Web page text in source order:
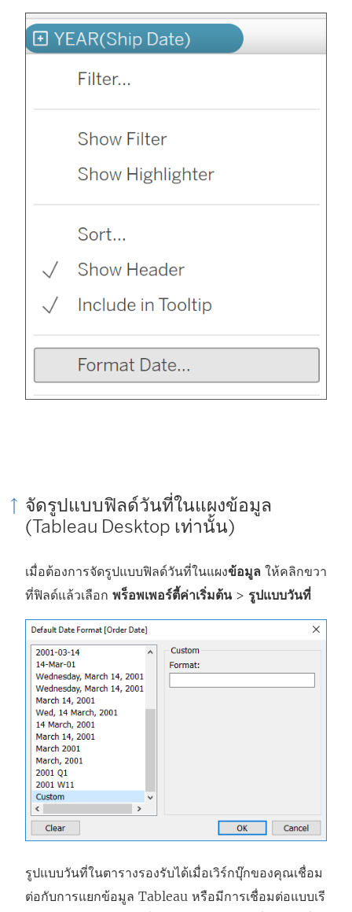
จัดรูปแบบฟิลด์วันที่ในแผงข้อมูล
(Tableau Desktop เท่านั้น)
เมื่อต้องการจัดรูปแบบฟิลด์วันที่ในแผงข้อมูล ให้คลิกขวา
ที่ฟิลด์แล้วเลือก พร็อพเพอร์ตี้ค่าเริ่มต้น> รูปแบบวันที่
รูปแบบวันที่ในตารางรองรับได้เมื่อเวิร์กบุ๊กของคุณเชื่อม
ต่อกับการแยกข้อมูล Tableau หรือมีการเชื่อมต่อแบบเรี